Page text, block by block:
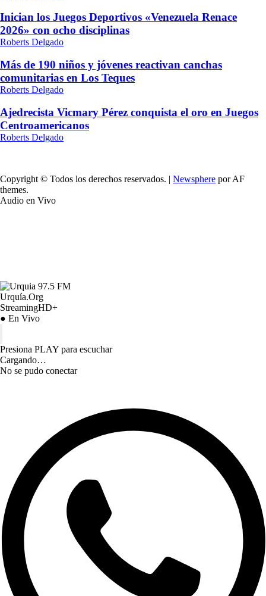
Inician los Juegos Deportivos «Venezuela Renace
2026» con ocho disciplinas
Roberts Delgado
Más de 190 niños y jóvenes reactivan canchas
comunitarias en Los Teques
Roberts Delgado
Ajedrecista Vicmary Pérez conquista el oro en Juegos
Centroamericanos
Roberts Delgado
Copyright © Todos los derechos reservados. | Newsphere por AF
themes.
Audio en Vivo
Urquía.Org
StreamingHD+
● En Vivo
Presiona PLAY para escuchar
Cargando…
No se pudo conectar